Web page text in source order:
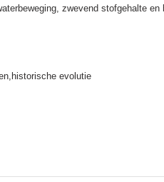
zwevend stofgehalte en
evolutie